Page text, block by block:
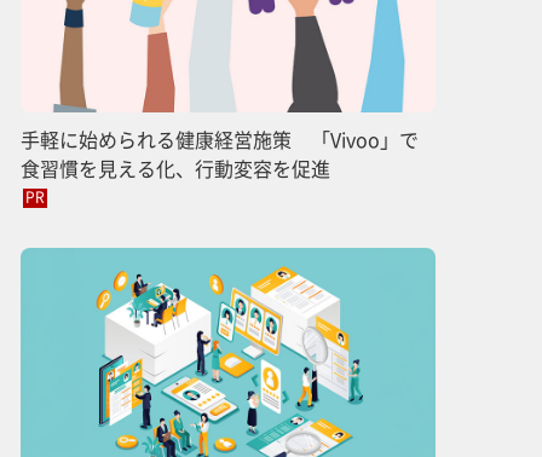
手軽に始められる健康経営施策 「Vivoo」で
食習慣を見える化、行動変容を促進
PR